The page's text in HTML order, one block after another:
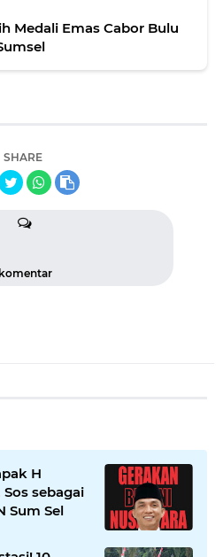
Medali Emas Cabor Bulu
Sumsel
SHARE
komentar
H
Sos sebagai
Ketua DPD G. BRAN Sum Sel